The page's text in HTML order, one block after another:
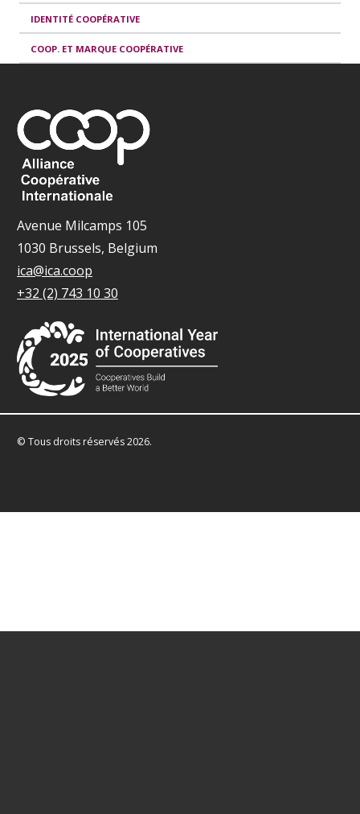
IDENTITÉ COOPÉRATIVE
COOP. ET MARQUE COOPÉRATIVE
Avenue Milcamps 105
1030 Brussels, Belgium
ica@ica.coop
+32 (2) 743 10 30
© Tous droits réservés 2026.